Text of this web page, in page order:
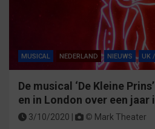
MUSICAL NEDERLAND NIEUWS UK
De musical ‘De Kleine
en in London over een jaar
3/10/2020 | © Mark Theater